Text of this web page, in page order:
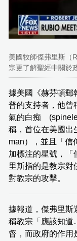
美國牧師傑弗里斯（
宗更了解聖經中關於
據美國《赫芬頓郵
普的支持者，他曾
氣的白痴
稱，首位在美國出
man），並且「
加標注的星號，「
里斯指的是教宗對
對教宗的攻擊。
據報道，傑弗里斯
稱教宗「應該知
督，而政府的作用